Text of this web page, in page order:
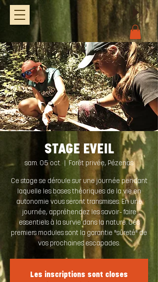
STAGE EVEIL
sam. 05 oct. Forêt privée, Pézenas
Ce stage se déroule sur une journée pendant
laquelle les bases théoriques de la vie en
autonomie vous seront transmises. En une
journée, appréhendez les savoir- faire
essentiels à la survie dans la nature. Ces
premiers modules sont la garantie "sûreté" de
vos prochaines escapades.
Les inscriptions sont closes